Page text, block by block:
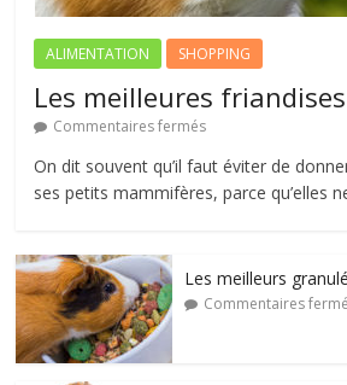
ALIMENTATION SHOPPING
Les meilleures friandises
Commentaires fermés
On dit souvent qu’il faut éviter de
ses petits mammifères, parce qu’elles
Les meilleurs
Commentaires